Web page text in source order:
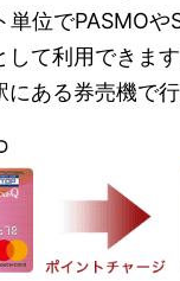
単位でPASMOや
して利用できま
ある券売機で行